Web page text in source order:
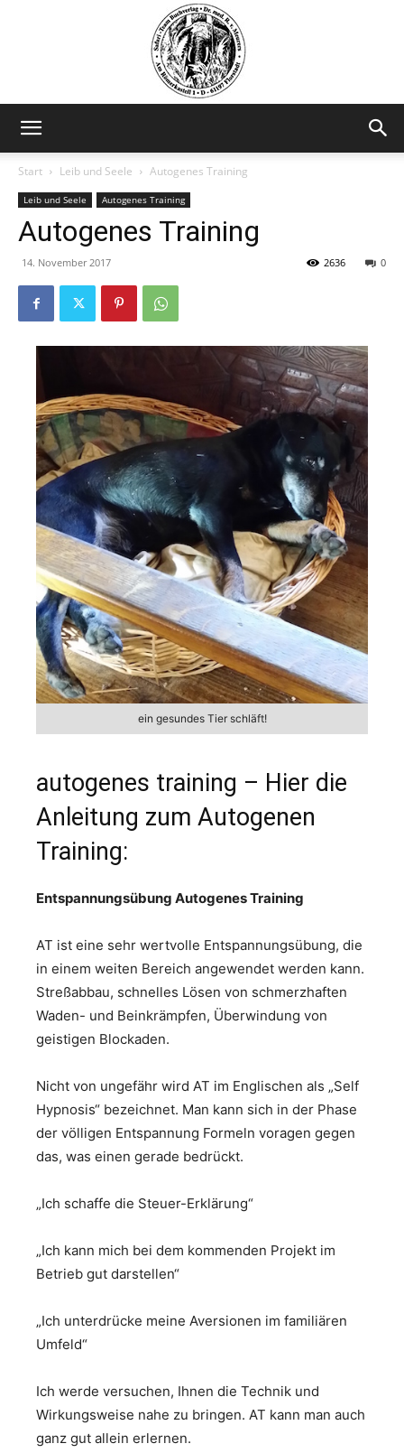
Start
Leib und Seele Autogenes Training
Leib und Seele Autogenes Training
Autogenes Training
14. November 2017 0
2636
ein gesundes Tier schläft!
autogenes training – Hier die
Anleitung zum Autogenen
Training:
Entspannungsübung Autogenes Training
AT ist eine sehr wertvolle Entspannungsübung, die
in einem weiten Bereich angewendet werden kann.
Streßabbau, schnelles Lösen von schmerzhaften
Waden- und Beinkrämpfen, Überwindung von
geistigen Blockaden.
Nicht von ungefähr wird AT im Englischen als „Self
Hypnosis“ bezeichnet. Man kann sich in der Phase
der völligen Entspannung Formeln voragen gegen
das, was einen gerade bedrückt.
„Ich schaffe die Steuer-Erklärung“
„Ich kann mich bei dem kommenden Projekt im
Betrieb gut darstellen“
„Ich unterdrücke meine Aversionen im familiären
Umfeld“
Ich werde versuchen, Ihnen die Technik und
Wirkungsweise nahe zu bringen. AT kann man auch
ganz gut allein erlernen.